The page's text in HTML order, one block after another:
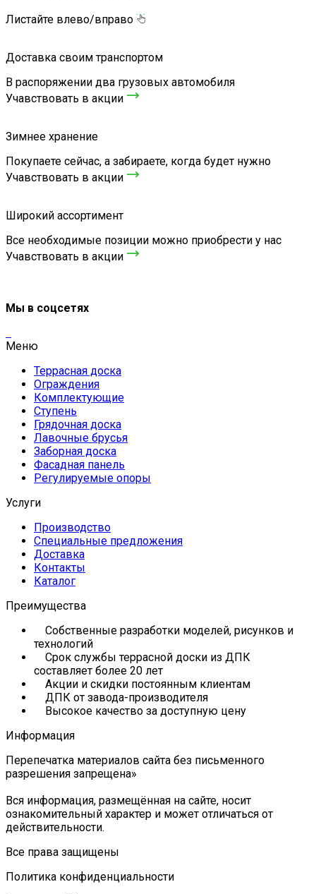
Листайте влево/вправо
Доставка своим транспортом
В распоряжении два грузовых автомобиля
Учавствовать в акции
Зимнее хранение
Покупаете сейчас, а забираете, когда будет нужно
Учавствовать в акции
Широкий ассортимент
Все необходимые позиции можно приобрести у нас
Учавствовать в акции
Мы в соцсетях
Меню
Террасная доска
Ограждения
Комплектующие
Ступень
Грядочная доска
Лавочные брусья
Заборная доска
Фасадная панель
Регулируемые опоры
Услуги
Производство
Специальные предложения
Доставка
Контакты
Каталог
Преимущества
Собственные разработки моделей, рисунков и
технологий
Срок службы террасной доски из ДПК
составляет более 20 лет
Акции и скидки постоянным клиентам
ДПК от завода-производителя
Высокое качество за доступную цену
Информация
Перепечатка материалов сайта без письменного
разрешения запрещена»
Вся информация, размещённая на сайте, носит
ознакомительный характер и может отличаться от
действительности.
Все права защищены
Политика конфиденциальности